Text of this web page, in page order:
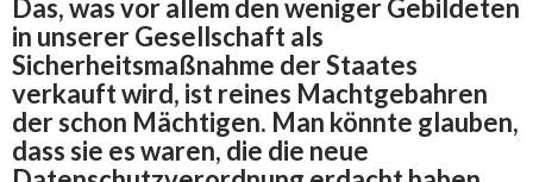
Das, was vor allem den weniger Gebildeten
in unserer Gesellschaft als
Sicherheitsmaßnahme der Staates
verkauft wird, ist reines Machtgebahren
der schon Mächtigen. Man könnte glauben,
dass sie es waren, die die neue